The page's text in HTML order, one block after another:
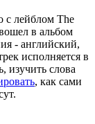
с лейблом The
в альбом
- английский,
исполняется в
изучить слова
, как сами